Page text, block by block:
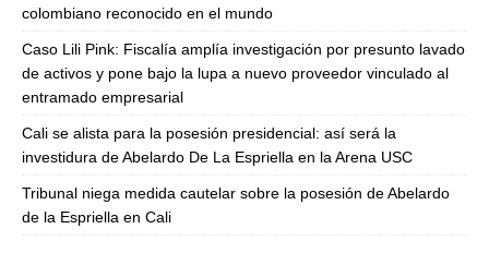
colombiano reconocido en el mundo
Caso Lili Pink: Fiscalía amplía investigación por presunto lavado
de activos y pone bajo la lupa a nuevo proveedor vinculado al
entramado empresarial
Cali se alista para la posesión presidencial: así será la
investidura de Abelardo De La Espriella en la Arena USC
Tribunal niega medida cautelar sobre la posesión de Abelardo
de la Espriella en Cali